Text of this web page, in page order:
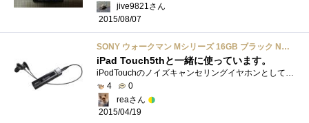
jive9821さん
2015/08/07
SONY ウォークマン Mシリーズ 16GB ブラック NW-M505/B
iPad Touch5thと一緒に使っています。
4
0
reaさん
2015/04/19